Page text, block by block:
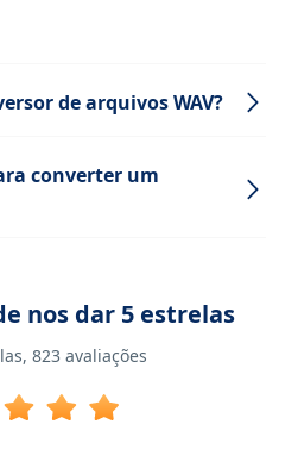
de arquivos WAV?
converter um
nos dar 5 estrelas
823 avaliações